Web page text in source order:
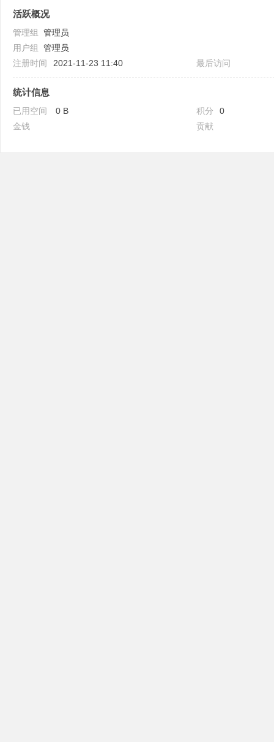
活跃概况
管理组 管理员
用户组 管理员
注册时间
2021-11-23 11:40 最后访问
统计信息
已用空间 0 B 积分
0
金钱
贡献